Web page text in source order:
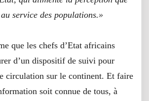
service des populations.»
que les chefs d’Etat africains
d’un dispositif de suivi pour
circulation sur le continent. Et faire
soit connue de tous, à